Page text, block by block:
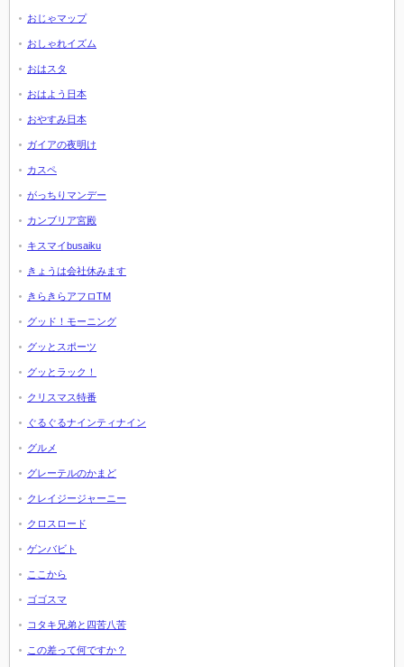
おじゃマップ
おしゃれイズム
おはスタ
おはよう日本
おやすみ日本
ガイアの夜明け
カスペ
がっちりマンデー
カンブリア宮殿
キスマイbusaiku
きょうは会社休みます
きらきらアフロTM
グッド！モーニング
グッとスポーツ
グッとラック！
クリスマス特番
ぐるぐるナインティナイン
グルメ
グレーテルのかまど
クレイジージャーニー
クロスロード
ゲンバビト
ここから
ゴゴスマ
コタキ兄弟と四苦八苦
この差って何ですか？